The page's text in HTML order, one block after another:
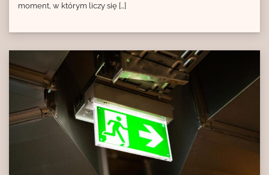
moment, w którym liczy się […]